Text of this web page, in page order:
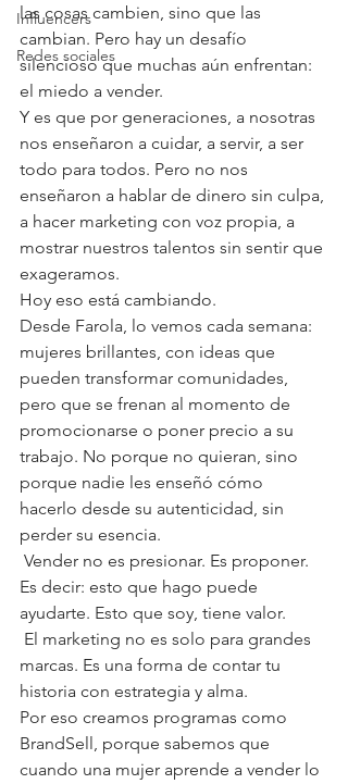
Influencers
Redes sociales
las cosas cambien, sino que las
cambian. Pero hay un desafío
silencioso que muchas aún enfrentan:
el miedo a vender.
Y es que por generaciones, a nosotras
nos enseñaron a cuidar, a servir, a ser
todo para todos. Pero no nos
enseñaron a hablar de dinero sin culpa,
a hacer marketing con voz propia, a
mostrar nuestros talentos sin sentir que
exageramos.
Hoy eso está cambiando.
Desde Farola, lo vemos cada semana:
mujeres brillantes, con ideas que
pueden transformar comunidades,
pero que se frenan al momento de
promocionarse o poner precio a su
trabajo. No porque no quieran, sino
porque nadie les enseñó cómo
hacerlo desde su autenticidad, sin
perder su esencia.
Es decir: esto que hago puede
ayudarte. Esto que soy, tiene valor.
marcas. Es una forma de contar tu
historia con estrategia y alma.
Por eso creamos programas como
BrandSell, porque sabemos que
cuando una mujer aprende a vender lo